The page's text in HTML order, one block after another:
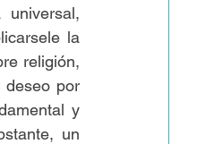
la
religión,
por
y
un